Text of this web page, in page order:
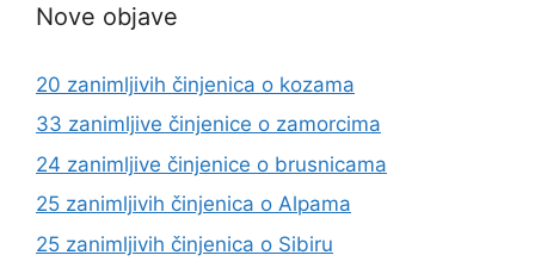
Nove objave
20 zanimljivih činjenica o kozama
33 zanimljive činjenice o zamorcima
24 zanimljive činjenice o brusnicama
25 zanimljivih činjenica o Alpama
25 zanimljivih činjenica o Sibiru